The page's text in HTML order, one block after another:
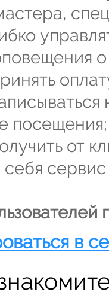
о
посещения;
от
сервис
в